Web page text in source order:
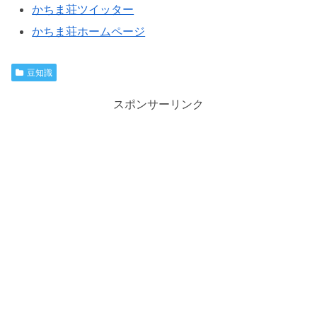
かちま荘ツイッター
かちま荘ホームページ
豆知識
スポンサーリンク